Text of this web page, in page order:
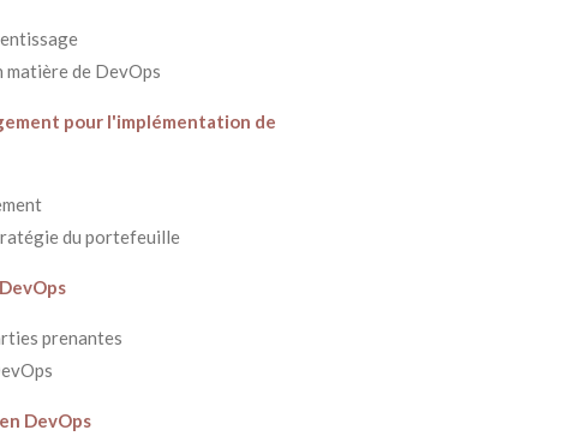
matière de DevOps
pour l'implémentation de
du portefeuille
prenantes
DevOps